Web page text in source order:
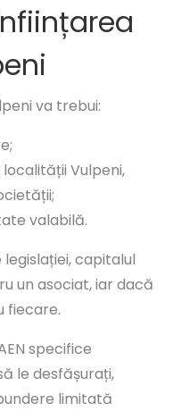
va trebui:
Vulpeni,
valabilă.
capitalul
un asociat, iar dacă
fiecare.
specifice
le desfășurați,
limitată